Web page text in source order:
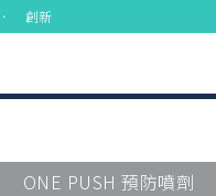
創新
ONE PUSH 預防噴劑